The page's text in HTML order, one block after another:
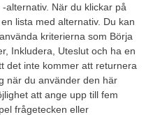
alternativ. När du klickar på
lista med alternativ. Du kan
kriterierna som Börja
Inkludera, Uteslut och ha en
det inte kommer att returnera
när du använder den här
att ange upp till fem
frågetecken eller